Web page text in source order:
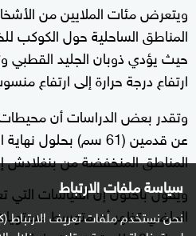
سياسة ملفات الارتباط
نحن نستخدم ملفات تعريف الارتباط
ويتعرض مئات الملايين من
المناطق الساحلية حول الكوكب
حيث يؤدي ذوبان الجليد القطبي
ارتفاع درجة حرارة إلى ارتفاع
وتقدر بعض الدراسات أن محيطات
عن قدمين (61 سم) بحلول
المناطق المنخفضة من بنغلادش
ويقول باحثون إن القياسات التي
الماضي تظهر أن متوسط